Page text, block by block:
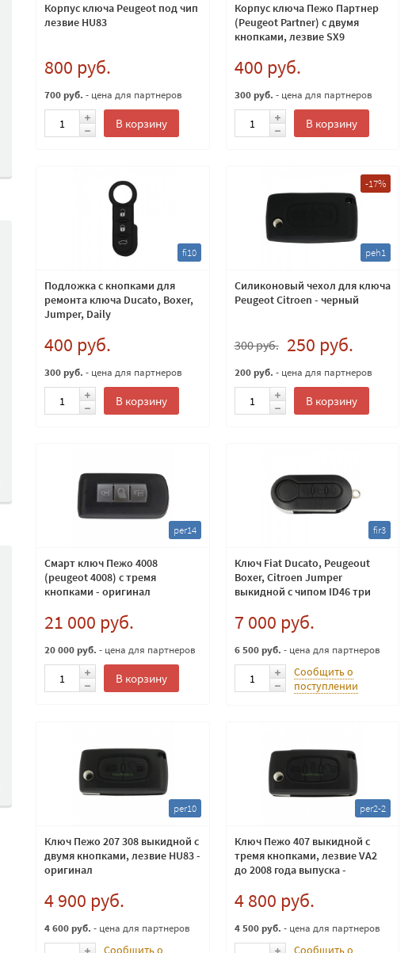
Корпус ключа Peugeot под чип
лезвие HU83
800 руб.
700 руб. - цена для партнеров
В корзину
Корпус ключа Пежо Партнер
(Peugeot Partner) с двумя
кнопками, лезвие SX9
400 руб.
300 руб. - цена для партнеров
В корзину
fi10
Подложка с кнопками для
ремонта ключа Ducato, Boxer,
Jumper, Daily
400 руб.
300 руб. - цена для партнеров
В корзину
-17%
peh1
Силиконовый чехол для ключа
Peugeot Citroen - черный
300 руб. 250 руб.
200 руб. - цена для партнеров
В корзину
per14
Смарт ключ Пежо 4008
(peugeot 4008) с тремя
кнопками - оригинал
21 000 руб.
20 000 руб. - цена для партнеров
В корзину
fir3
Ключ Fiat Ducato, Peugeout
Boxer, Citroen Jumper
выкидной с чипом ID46 три
7 000 руб.
6 500 руб. - цена для партнеров
Сообщить о
поступлении
per10
Ключ Пежо 207 308 выкидной с
двумя кнопками, лезвие HU83 -
оригинал
4 900 руб.
4 600 руб. - цена для партнеров
Сообщить о
per2-2
Ключ Пежо 407 выкидной с
тремя кнопками, лезвие VA2
до 2008 года выпуска -
4 800 руб.
4 500 руб. - цена для партнеров
Сообщить о